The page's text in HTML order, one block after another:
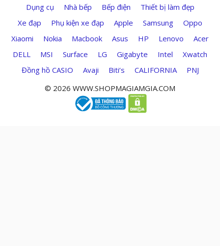
Dụng cụ
Nhà bếp Bếp điện
Thiết bị làm đẹp
Xe đạp
Phụ kiện xe đạp Apple Samsung
Oppo
Xiaomi
Nokia Macbook Asus HP Lenovo
Acer
DELL
MSI Surface LG Gigabyte Intel
Xwatch
Đồng hồ CASIO
Avaji Biti’s CALIFORNIA
PNJ
© 2026 WWW.SHOPMAGIAMGIA.COM